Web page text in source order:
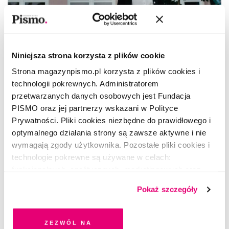
Niniejsza strona korzysta z plików cookie
Strona magazynpismo.pl korzysta z plików cookies i
technologii pokrewnych. Administratorem
przetwarzanych danych osobowych jest Fundacja
PISMO oraz jej partnerzy wskazani w Polityce
Prywatności. Pliki cookies niezbędne do prawidłowego i
optymalnego działania strony są zawsze aktywne i nie
wymagają zgody użytkownika. Pozostałe pliki cookies i
technologie pokrewne są używane w celach:
dobrowolną zgodę na pliki cookies i technologie
pokrewne, zgadzasz się na przechowywanie informacji
na Twoim urządzeniu końcowym lub dostęp do niego i
Pokaż szczegóły
Zezwól na
DOBRO WSPÓLNE
Anna daje szansę
MARTA RYBICKA